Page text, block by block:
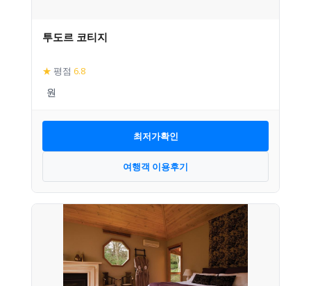
투도르 코티지
★ 평점 6.8
최저가확인
여행객 이용후기